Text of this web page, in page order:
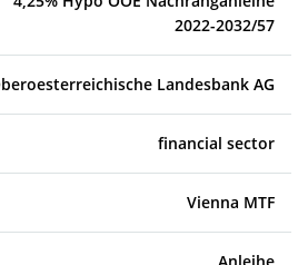
2022-2032/57
Landesbank AG
financial sector
Vienna MTF